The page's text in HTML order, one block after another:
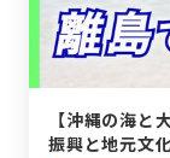
【沖縄の海と
振興と地元文